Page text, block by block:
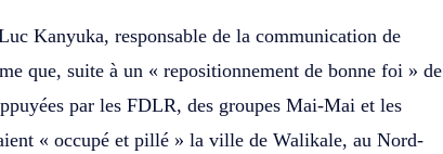
Kanyuka, responsable de la communication de
que, suite à un « repositionnement de bonne foi » de
par les FDLR, des groupes Mai-Mai et les
« occupé et pillé » la ville de Walikale, au Nord-